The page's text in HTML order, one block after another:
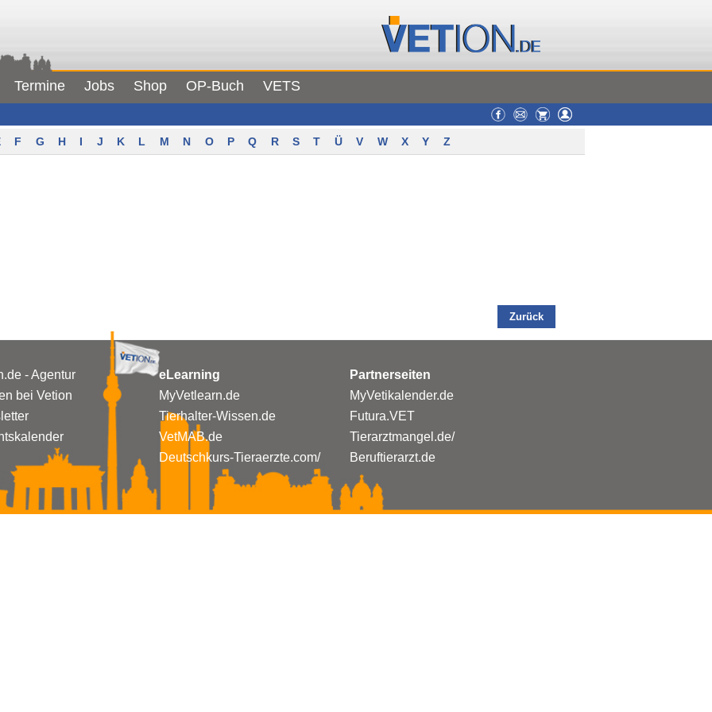
Termine Jobs Shop OP-Buch VETS
F G H I J K L M N O P Q R S T Ü V W X Y Z
Zurück
- Agentur
bei Vetion
eLearning
MyVetlearn.de
Tierhalter-Wissen.de
VetMAB.de
Deutschkurs-Tieraerzte.com/
Partnerseiten
MyVetikalender.de
Futura.VET
Tierarztmangel.de/
Beruftierarzt.de